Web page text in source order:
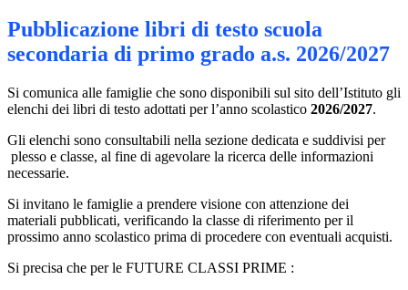
Pubblicazione libri di testo scuola
secondaria di primo grado a.s. 2026/2027
Si comunica alle famiglie che sono disponibili sul sito dell’Istituto gli
elenchi dei libri di testo adottati per l’anno scolastico 2026/2027.
Gli elenchi sono consultabili nella sezione dedicata e suddivisi per
plesso e classe, al fine di agevolare la ricerca delle informazioni
necessarie.
Si invitano le famiglie a prendere visione con attenzione dei
materiali pubblicati, verificando la classe di riferimento per il
prossimo anno scolastico prima di procedere con eventuali acquisti.
Si precisa che per le FUTURE CLASSI PRIME :